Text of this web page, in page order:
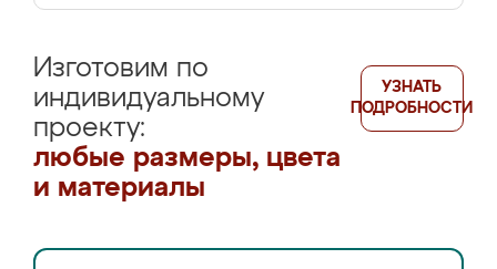
Изготовим по
индивидуальному
проекту:
любые размеры, цвета
и материалы
УЗНАТЬ
ПОДРОБНОСТИ